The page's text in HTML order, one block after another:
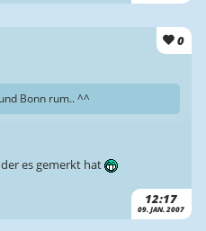
0
12:17
09. JAN. 2007
Bonn rum.. ^^
es gemerkt hat